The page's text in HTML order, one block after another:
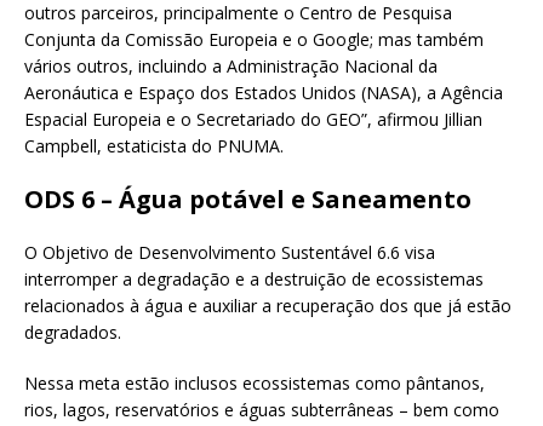
outros parceiros, principalmente o Centro de Pesquisa
Conjunta da Comissão Europeia e o Google; mas também
vários outros, incluindo a Administração Nacional da
Aeronáutica e Espaço dos Estados Unidos (NASA), a Agência
Espacial Europeia e o Secretariado do GEO”, afirmou Jillian
Campbell, estaticista do PNUMA.
ODS 6 – Água potável e Saneamento
O Objetivo de Desenvolvimento Sustentável 6.6 visa
interromper a degradação e a destruição de ecossistemas
relacionados à água e auxiliar a recuperação dos que já estão
degradados.
Nessa meta estão inclusos ecossistemas como pântanos,
rios, lagos, reservatórios e águas subterrâneas – bem como